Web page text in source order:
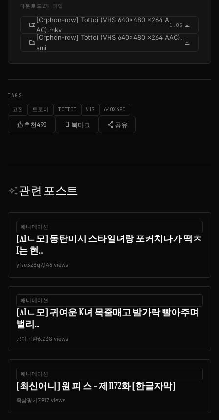
다운로드 2개 파일
folder_zip
[Orphan-raw] Tottoi (VHS 640x480 x264 A
AC).mkv
1.0G download
folder_zip
[Orphan-raw] Tottoi (VHS 640x480 x264 AAC).
smi
download
TAGS
고전 토토이 TOTTOI VHS 640X480
thumb_up추천490 bookmark_border 북마크 share 공유
auto_awesome관련 포스트
애니메이션
[AIㄴ모] 동탄미시 스타일녀랑 포커치다가 떡ㅊ
I는 현...
yfse3z8q7,146 views
애니메이션
[AIㄴ모] 귀여운 K녀 목줄매고 발가락 빨아주며
벌리...
공이공란6,238 views
애니메이션
[최신애니] 원 피 스 - 제 1172화 [한글자막]
육삼핑키7,917 views